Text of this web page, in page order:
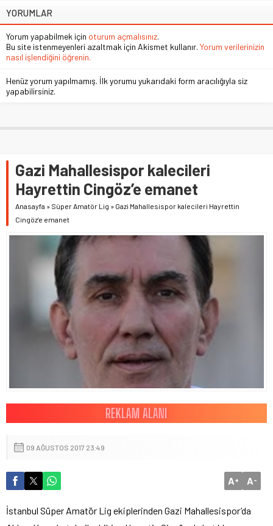
YORUMLAR
Yorum yapabilmek için oturum açmalısınız.
Bu site istenmeyenleri azaltmak için Akismet kullanır. Yorum verilerinizin
nasıl işlendiğini öğrenin.
Henüz yorum yapılmamış. İlk yorumu yukarıdaki form aracılığıyla siz
yapabilirsiniz.
Gazi Mahallesispor kalecileri
Hayrettin Cingöz’e emanet
Anasayfa » Süper Amatör Lig » Gazi Mahallesispor kalecileri Hayrettin
Cingöz’e emanet
09 AĞUSTOS 2017 23:49
A+ A-
İstanbul Süper Amatör Lig ekiplerinden Gazi Mahallesispor’da